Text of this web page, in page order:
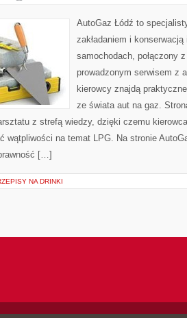
AutoGaz Łódź to
zakładaniem i
samochodach, połączony
prowadzonym serwisem z
kierowcy znajdą
ze świata aut na gaz.
z strefą wiedzy, dzięki czemu
wątpliwości na temat LPG. Na stronie
[…]
NA DRINKI